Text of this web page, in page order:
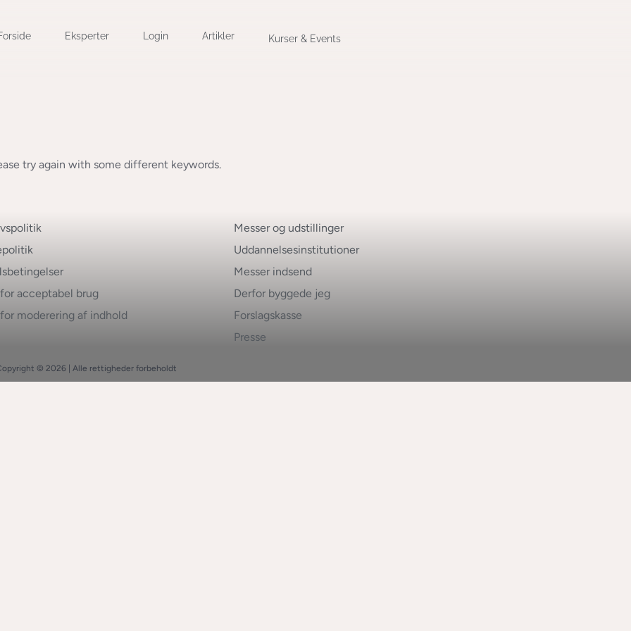
Eksperter Login Artikler Kurser & Events
try again with some different keywords.
acceptabel brug
moderering af indhold
Messer og udstillinger
Uddannelsesinstitutioner
Messer indsend
Derfor byggede jeg
Forslagskasse
Presse
© 2026 | Alle rettigheder forbeholdt